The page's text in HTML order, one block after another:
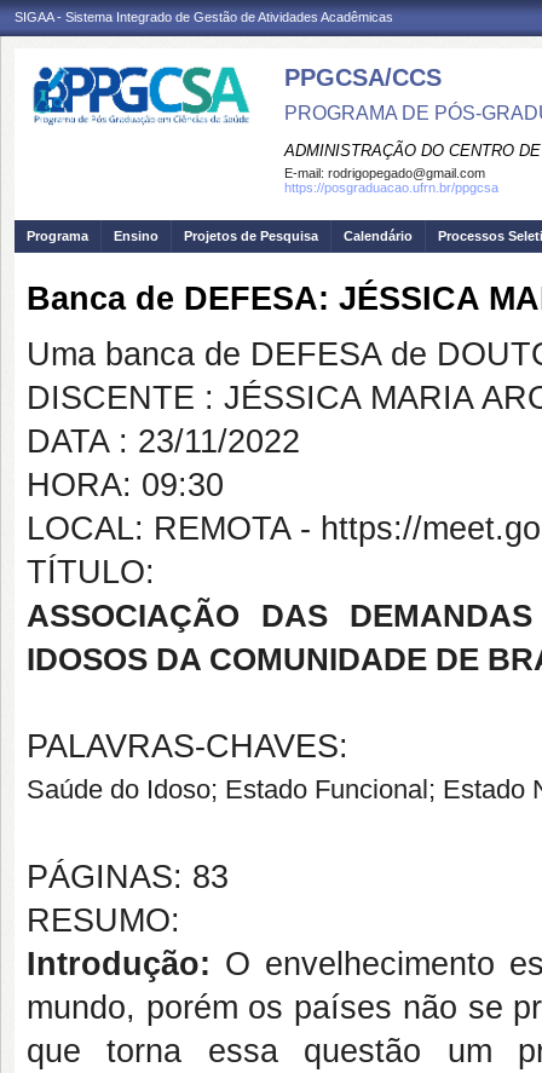
SIGAA - Sistema Integrado de Gestão de Atividades Acadêmicas
PPGCSA/CCS
PROGRAMA DE PÓS-
ADMINISTRAÇÃO DO CENTRO
E-mail: rodrigopegado@gmail.com
https://posgraduacao.ufrn.br/ppgcsa
Programa Ensino Projetos de Pesquisa Calendário Processos
Banca de DEFESA: JÉSSICA
Uma banca de DEFESA de
DISCENTE : JÉSSICA MARIA
DATA : 23/11/2022
HORA: 09:30
LOCAL: REMOTA - https://
TÍTULO:
ASSOCIAÇÃO DAS
IDOSOS DA COMUNIDADE DE
PALAVRAS-CHAVES:
Saúde do Idoso; Estado Funcional;
PÁGINAS: 83
RESUMO:
Introdução: O envelhecimento
mundo, porém os países não se
que torna essa questão um